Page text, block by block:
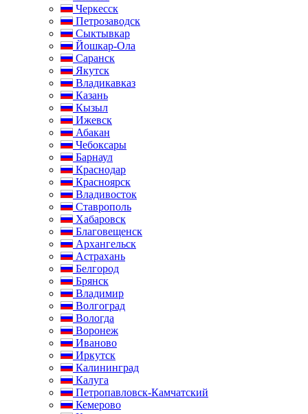
Черкесск
Петрозаводск
Сыктывкар
Йошкар-Ола
Саранск
Якутск
Владикавказ
Казань
Кызыл
Ижевск
Абакан
Чебоксары
Барнаул
Краснодар
Красноярск
Владивосток
Ставрополь
Хабаровск
Благовещенск
Архангельск
Астрахань
Белгород
Брянск
Владимир
Волгоград
Вологда
Воронеж
Иваново
Иркутск
Калининград
Калуга
Петропавловск-Камчатский
Кемерово